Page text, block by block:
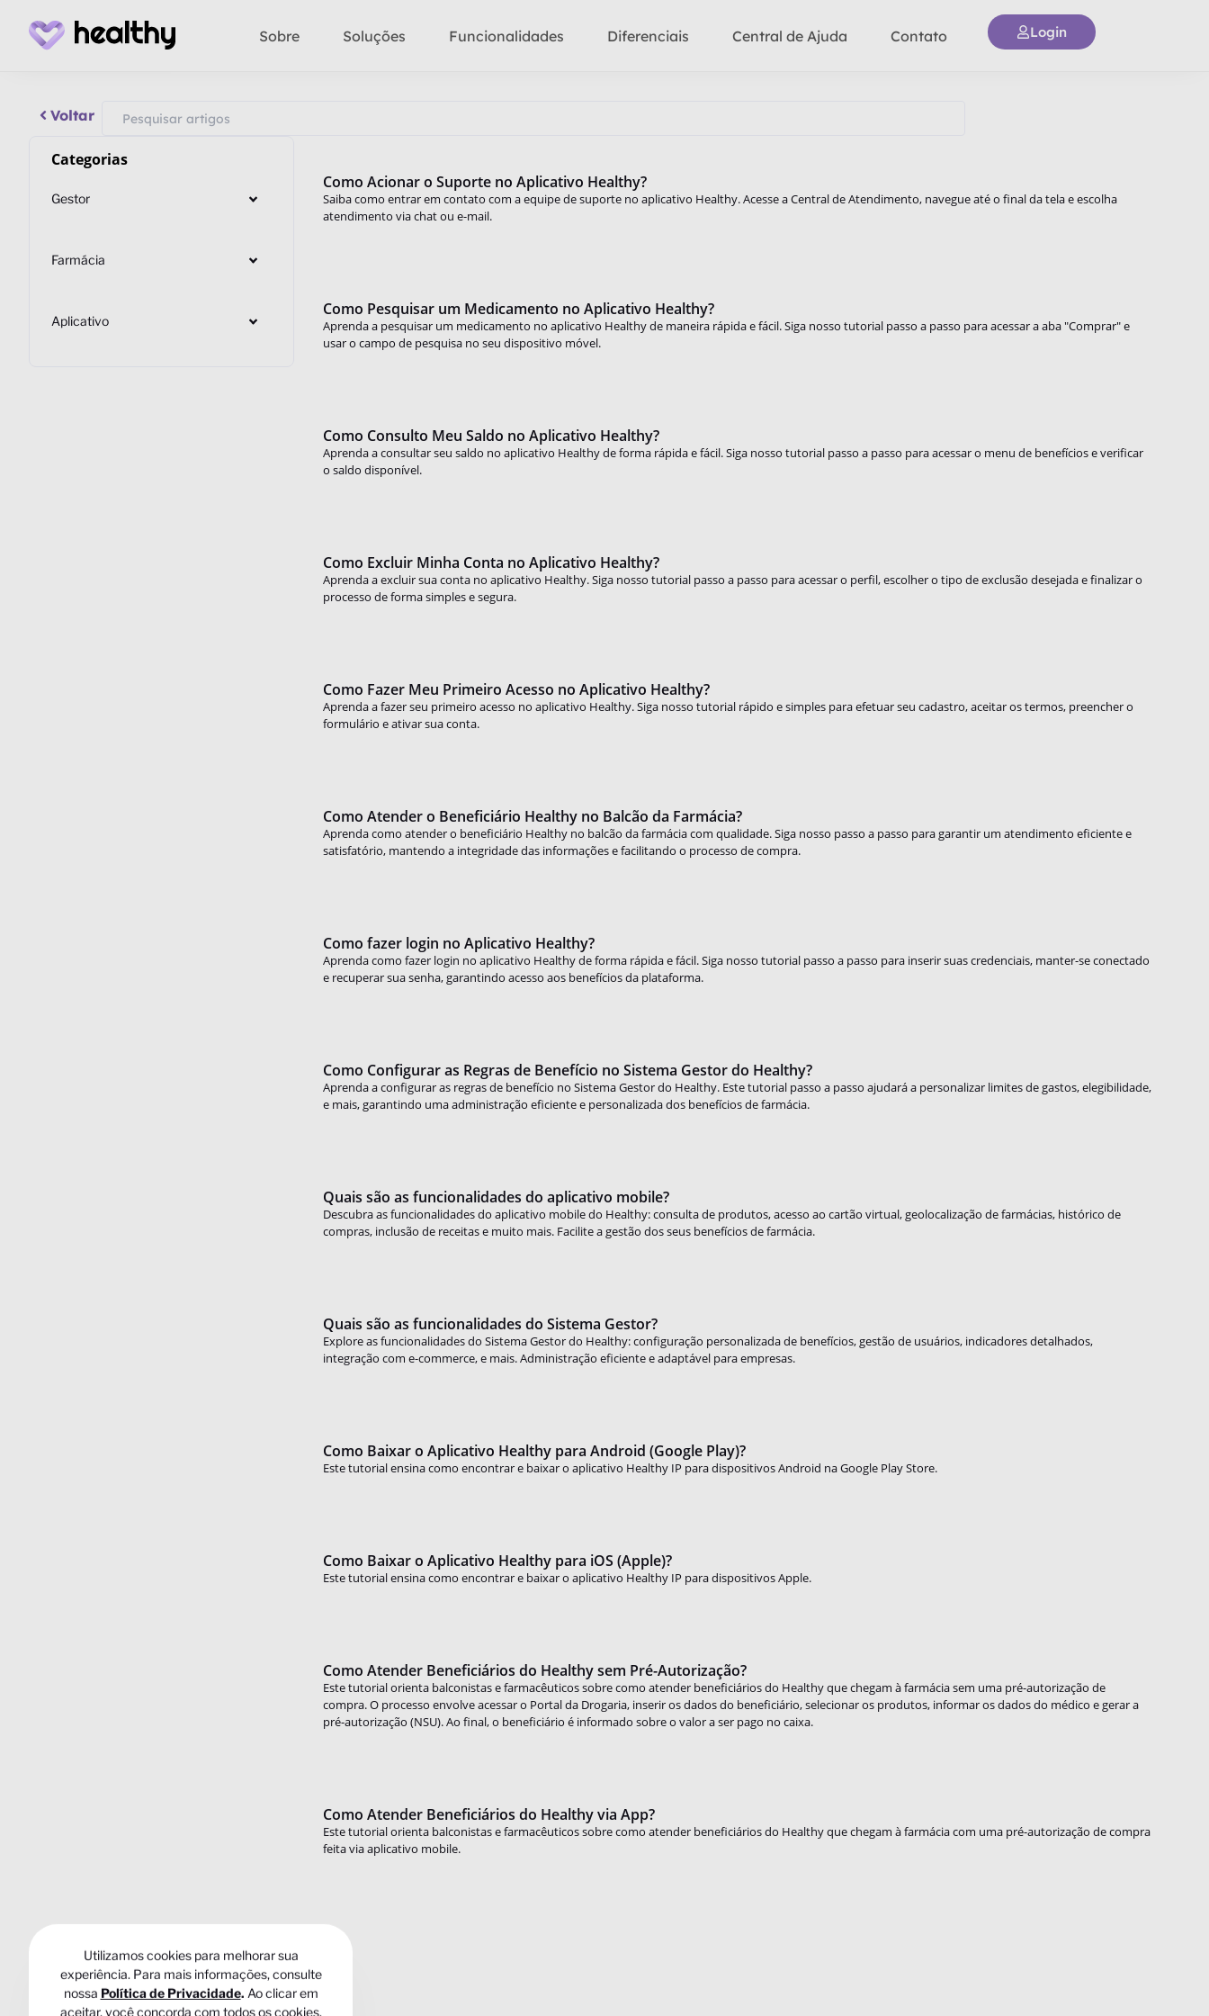
Sobre Soluções Funcionalidades Diferenciais Central de Ajuda Contato Login
Voltar
Categorias
Gestor
Farmácia
Aplicativo
Como Acionar o Suporte no Aplicativo Healthy?
Saiba como entrar em contato com a equipe de suporte no aplicativo Healthy. Acesse a Central de Atendimento, navegue até o final da tela e escolha
atendimento via chat ou e-mail.
Como Pesquisar um Medicamento no Aplicativo Healthy?
Aprenda a pesquisar um medicamento no aplicativo Healthy de maneira rápida e fácil. Siga nosso tutorial passo a passo para acessar a aba "Comprar" e
usar o campo de pesquisa no seu dispositivo móvel.
Como Consulto Meu Saldo no Aplicativo Healthy?
Aprenda a consultar seu saldo no aplicativo Healthy de forma rápida e fácil. Siga nosso tutorial passo a passo para acessar o menu de benefícios e verificar
o saldo disponível.
Como Excluir Minha Conta no Aplicativo Healthy?
Aprenda a excluir sua conta no aplicativo Healthy. Siga nosso tutorial passo a passo para acessar o perfil, escolher o tipo de exclusão desejada e finalizar o
processo de forma simples e segura.
Como Fazer Meu Primeiro Acesso no Aplicativo Healthy?
Aprenda a fazer seu primeiro acesso no aplicativo Healthy. Siga nosso tutorial rápido e simples para efetuar seu cadastro, aceitar os termos, preencher o
formulário e ativar sua conta.
Como Atender o Beneficiário Healthy no Balcão da Farmácia?
Aprenda como atender o beneficiário Healthy no balcão da farmácia com qualidade. Siga nosso passo a passo para garantir um atendimento eficiente e
satisfatório, mantendo a integridade das informações e facilitando o processo de compra.
Como fazer login no Aplicativo Healthy?
Aprenda como fazer login no aplicativo Healthy de forma rápida e fácil. Siga nosso tutorial passo a passo para inserir suas credenciais, manter-se conectado
e recuperar sua senha, garantindo acesso aos benefícios da plataforma.
Como Configurar as Regras de Benefício no Sistema Gestor do Healthy?
Aprenda a configurar as regras de benefício no Sistema Gestor do Healthy. Este tutorial passo a passo ajudará a personalizar limites de gastos, elegibilidade,
e mais, garantindo uma administração eficiente e personalizada dos benefícios de farmácia.
Quais são as funcionalidades do aplicativo mobile?
Descubra as funcionalidades do aplicativo mobile do Healthy: consulta de produtos, acesso ao cartão virtual, geolocalização de farmácias, histórico de
compras, inclusão de receitas e muito mais. Facilite a gestão dos seus benefícios de farmácia.
Quais são as funcionalidades do Sistema Gestor?
Explore as funcionalidades do Sistema Gestor do Healthy: configuração personalizada de benefícios, gestão de usuários, indicadores detalhados,
integração com e-commerce, e mais. Administração eficiente e adaptável para empresas.
Como Baixar o Aplicativo Healthy para Android (Google Play)?
Este tutorial ensina como encontrar e baixar o aplicativo Healthy IP para dispositivos Android na Google Play Store.
Como Baixar o Aplicativo Healthy para iOS (Apple)?
Este tutorial ensina como encontrar e baixar o aplicativo Healthy IP para dispositivos Apple.
Como Atender Beneficiários do Healthy sem Pré-Autorização?
Este tutorial orienta balconistas e farmacêuticos sobre como atender beneficiários do Healthy que chegam à farmácia sem uma pré-autorização de
compra. O processo envolve acessar o Portal da Drogaria, inserir os dados do beneficiário, selecionar os produtos, informar os dados do médico e gerar a
pré-autorização (NSU). Ao final, o beneficiário é informado sobre o valor a ser pago no caixa.
Como Atender Beneficiários do Healthy via App?
Este tutorial orienta balconistas e farmacêuticos sobre como atender beneficiários do Healthy que chegam à farmácia com uma pré-autorização de compra
feita via aplicativo mobile.
Utilizamos cookies para melhorar sua
experiência. Para mais informações, consulte
nossa Política de Privacidade. Ao clicar em